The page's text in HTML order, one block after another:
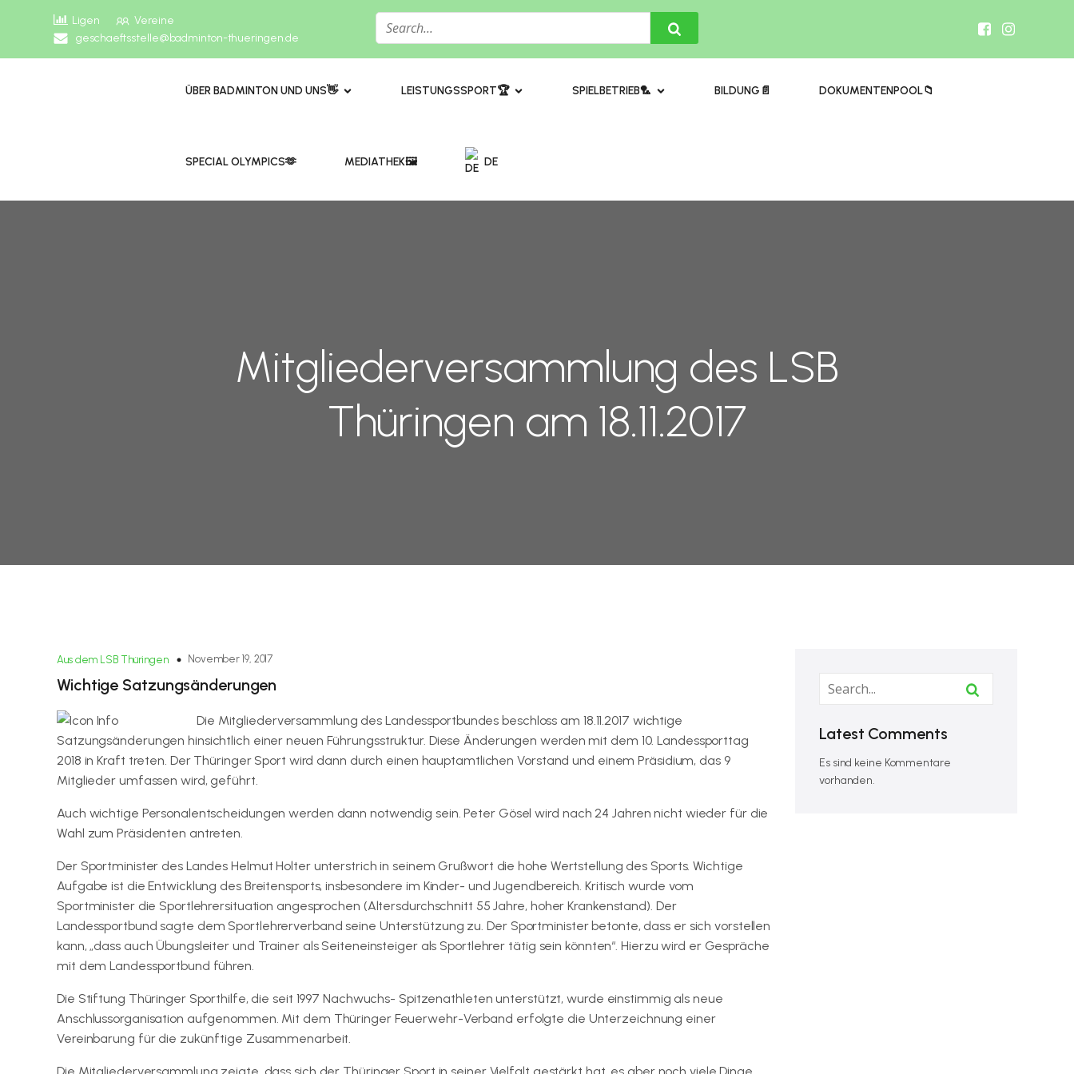
Ligen
Vereine
geschaeftsstelle@badminton-thueringen.de
ÜBER BADMINTON UND UNS👋 ​LEISTUNGSSPORT🏆 SPIELBETRIEB🏸 BILDUNG📄 DOKUMENTENPOOL📁
​​SPECIAL OLYMPICS🫶 MEDIATHEK🖼️​ DE
Mitgliederversammlung des LSB
Thüringen am 18.11.2017
Aus dem LSB Thüringen November 19, 2017
Wichtige Satzungsänderungen
Die Mitgliederversammlung des Landessportbundes beschloss am 18.11.2017 wichtige
Satzungsänderungen hinsichtlich einer neuen Führungsstruktur. Diese Änderungen werden mit dem 10. Landessporttag
2018 in Kraft treten. Der Thüringer Sport wird dann durch einen hauptamtlichen Vorstand und einem Präsidium, das 9
Mitglieder umfassen wird, geführt.
Auch wichtige Personalentscheidungen werden dann notwendig sein. Peter Gösel wird nach 24 Jahren nicht wieder für die
Wahl zum Präsidenten antreten.
Der Sportminister des Landes Helmut Holter unterstrich in seinem Grußwort die hohe Wertstellung des Sports. Wichtige
Aufgabe ist die Entwicklung des Breitensports, insbesondere im Kinder- und Jugendbereich. Kritisch wurde vom
Sportminister die Sportlehrersituation angesprochen (Altersdurchschnitt 55 Jahre, hoher Krankenstand). Der
Landessportbund sagte dem Sportlehrerverband seine Unterstützung zu. Der Sportminister betonte, dass er sich vorstellen
kann, „dass auch Übungsleiter und Trainer als Seiteneinsteiger als Sportlehrer tätig sein könnten“. Hierzu wird er Gespräche
mit dem Landessportbund führen.
Die Stiftung Thüringer Sporthilfe, die seit 1997 Nachwuchs- Spitzenathleten unterstützt, wurde einstimmig als neue
Anschlussorganisation aufgenommen. Mit dem Thüringer Feuerwehr-Verband erfolgte die Unterzeichnung einer
Vereinbarung für die zukünftige Zusammenarbeit.
Latest Comments
Es sind keine Kommentare
vorhanden.